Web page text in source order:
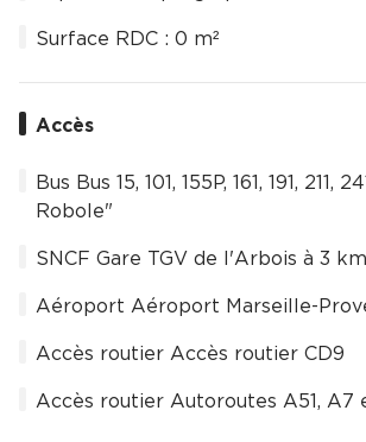
Surface RDC : 0 m²
Accès
Bus Bus 15, 101, 155P, 161, 191, 211,
Robole"
SNCF Gare TGV de l'Arbois à 3 km
Aéroport Aéroport Marseille-
Accès routier Accès routier CD9
Accès routier Autoroutes A51, A7